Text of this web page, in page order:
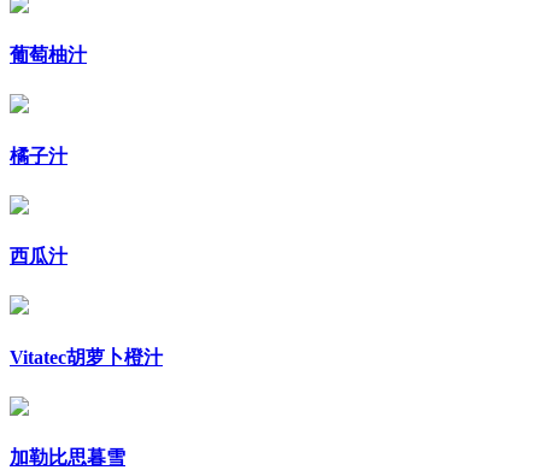
葡萄柚汁
橘子汁
西瓜汁
Vitatec胡萝卜橙汁
加勒比思暮雪